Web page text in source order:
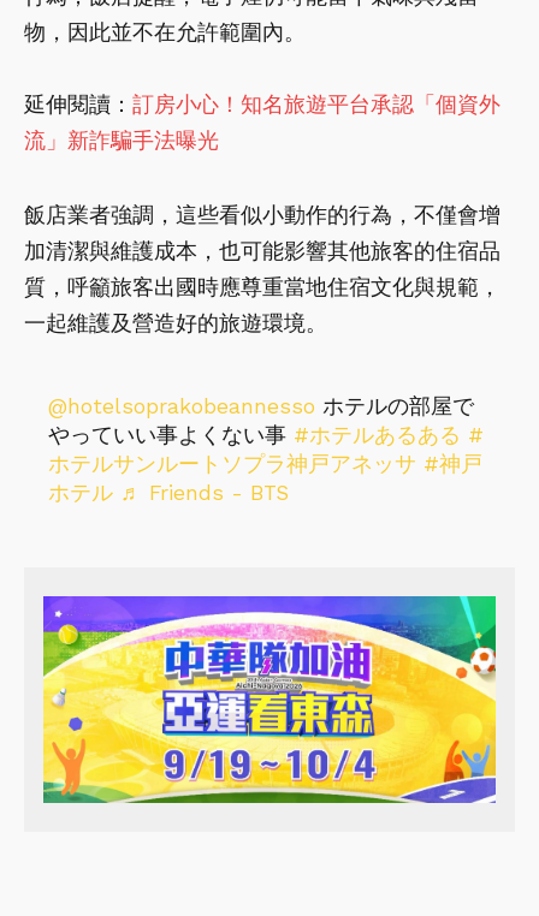
物，因此並不在允許範圍內。
延伸閱讀： 訂房小心！知名旅遊平台承認「個資外
流」新詐騙手法曝光
飯店業者強調，這些看似小動作的行為，不僅會增
加清潔與維護成本，也可能影響其他旅客的住宿品
質，呼籲旅客出國時應尊重當地住宿文化與規範，
一起維護及營造好的旅遊環境。
@hotelsoprakobeannesso ホテルの部屋で
やっていい事よくない事 #ホテルあるある #
ホテルサンルートソプラ神戸アネッサ #神戸
ホテル ♬ Friends - BTS